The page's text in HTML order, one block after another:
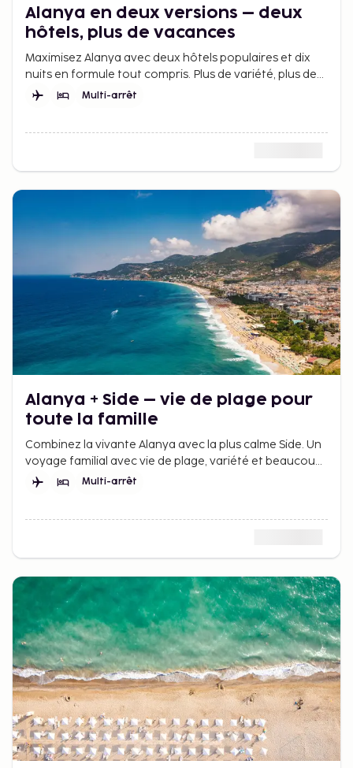
Alanya en deux versions – deux
hôtels, plus de vacances
Maximisez Alanya avec deux hôtels populaires et dix
nuits en formule tout compris. Plus de variété, plus de
vacances et plus de voyage pour votre argent.
Multi-arrêt
Alanya + Side – vie de plage pour
toute la famille
Combinez la vivante Alanya avec la plus calme Side. Un
voyage familial avec vie de plage, variété et beaucoup
de temps pour profiter ensemble.
Multi-arrêt